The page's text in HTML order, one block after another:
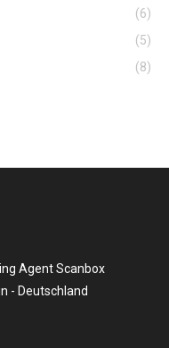
(6)
(5)
(8)
Agent Scanbox
- Deutschland